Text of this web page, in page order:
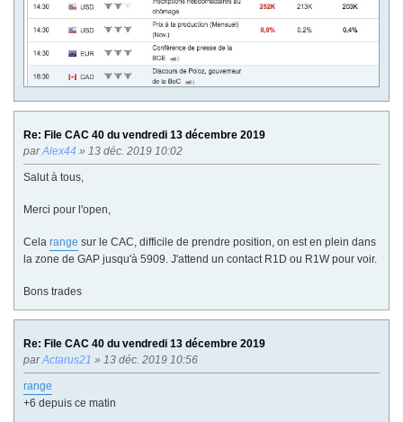
Re: File CAC 40 du vendredi 13 décembre 2019
parAlex44 » 13 déc. 2019 10:02
Salut à tous,
Merci pour l'open,
Cela range sur le CAC, difficile de prendre position, on est en plein dans
la zone de GAP jusqu'à 5909. J'attend un contact R1D ou R1W pour voir.
Bons trades
Re: File CAC 40 du vendredi 13 décembre 2019
parActarus21 » 13 déc. 2019 10:56
range
+6 depuis ce matin